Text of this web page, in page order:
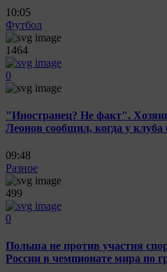
10:05
Футбол
1464
0
"Иностранец? Не факт".
Леонов сообщил, когда у клуба
09:48
Разное
499
0
Польша не против участия
России в чемпионате мира по